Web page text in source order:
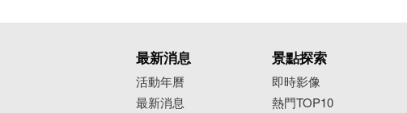
最新消息
活動年曆
最新消息
景點探索
即時影像
熱門TOP10